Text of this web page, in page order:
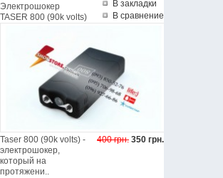
В закладки
В сравнение
400 грн. 350 грн.
Электрошокер
TASER 800 (90k volts)
Taser 800 (90k volts) -
электрошокер,
который на
протяжени..